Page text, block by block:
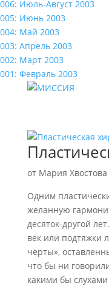
006: Июль-Август 2003
005: Июнь 2003
004: Май 2003
003: Апрель 2003
002: Март 2003
001: Февраль 2003
от Мария Хвостова
Одним
желанную
десяток-другой
век или подтяжки
черты»,
что бы ни
какими бы